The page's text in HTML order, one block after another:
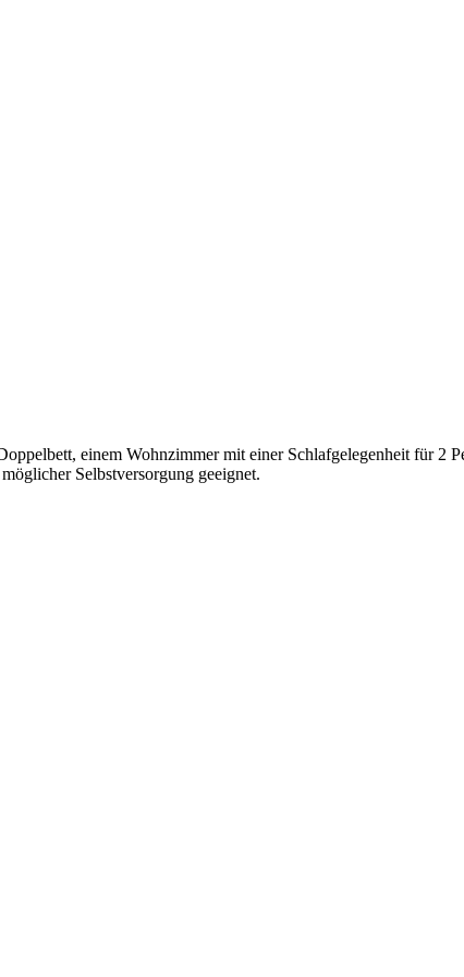
einem Wohnzimmer mit einer Schlafgelegenheit für 2
Selbstversorgung geeignet.